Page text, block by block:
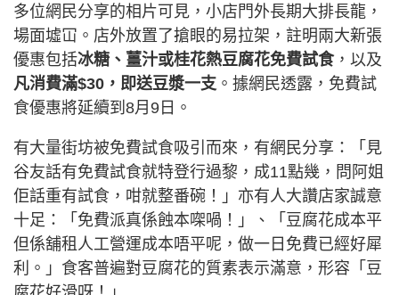
多位網民分享的相片可見，小店門外長期大排長龍，
場面墟冚。店外放置了搶眼的易拉架，註明兩大新張
優惠包括冰糖、薑汁或桂花熱豆腐花免費試食，以及
凡消費滿$30，即送豆漿一支 。據網民透露，免費試
食優惠將延續到8月9日。
有大量街坊被免費試食吸引而來，有網民分享：「見
谷友話有免費試食就特登行過黎，成11點幾，問阿姐
佢話重有試食，咁就整番碗！」亦有人大讚店家誠意
十足：「免費派真係蝕本㗎喎！」、「豆腐花成本平
但係舖租人工營運成本唔平呢，做一日免費已經好犀
利。」食客普遍對豆腐花的質素表示滿意，形容「豆